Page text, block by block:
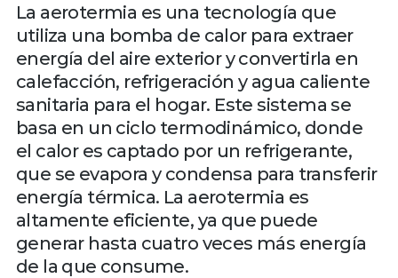
La aerotermia es una tecnología que
utiliza una bomba de calor para extraer
energía del aire exterior y convertirla en
calefacción, refrigeración y agua caliente
sanitaria para el hogar. Este sistema se
basa en un ciclo termodinámico, donde
el calor es captado por un refrigerante,
que se evapora y condensa para transferir
energía térmica. La aerotermia es
altamente eficiente, ya que puede
generar hasta cuatro veces más energía
de la que consume.